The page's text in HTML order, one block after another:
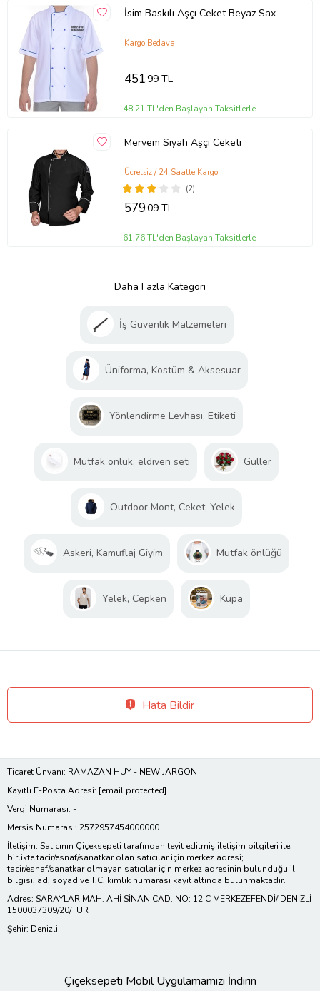
İsim Baskılı Aşçı Ceket Beyaz Sax
Kargo Bedava
451,99 TL
48,21 TL'den Başlayan Taksitlerle
Mervem Siyah Aşçı Ceketi
(2)
Ücretsiz / 24 Saatte Kargo
579,09 TL
61,76 TL'den Başlayan Taksitlerle
Daha Fazla Kategori
İş Güvenlik Malzemeleri
Üniforma, Kostüm & Aksesuar
Yönlendirme Levhası, Etiketi
Mutfak önlük, eldiven seti Güller
Outdoor Mont, Ceket, Yelek
Askeri, Kamuflaj Giyim Mutfak önlüğü
Yelek, Cepken Kupa
Hata Bildir
Ticaret Ünvanı: RAMAZAN HUY - NEW JARGON
Kayıtlı E-Posta Adresi: [email protected]
Vergi Numarası: -
Mersis Numarası: 2572957454000000
İletişim: Satıcının Çiçeksepeti tarafından teyit edilmiş iletişim bilgileri ile
birlikte tacir/esnaf/sanatkar olan satıcılar için merkez adresi;
tacir/esnaf/sanatkar olmayan satıcılar için merkez adresinin bulunduğu il
bilgisi, ad, soyad ve T.C. kimlik numarası kayıt altında bulunmaktadır.
Adres: SARAYLAR MAH. AHİ SİNAN CAD. NO: 12 C MERKEZEFENDİ/ DENİZLİ
1500037309/20/TUR
Şehir: Denizli
Çiçeksepeti Mobil Uygulamamızı İndirin